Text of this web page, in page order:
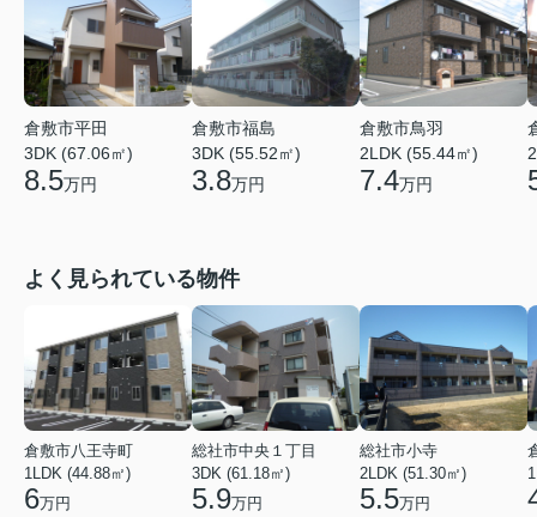
倉敷市平田
3DK (67.06㎡)
8.5万円
倉敷市福島
3DK (55.52㎡)
3.8万円
倉敷市鳥羽
2LDK (55.44㎡)
7.4万円
よく見られている物件
倉敷市八王寺町
1LDK (44.88㎡)
6万円
総社市中央１丁目
3DK (61.18㎡)
5.9万円
総社市小寺
2LDK (51.30㎡)
5.5万円